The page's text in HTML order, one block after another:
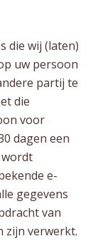
die wij (laten)
uw persoon
partij te
die
voor
dagen een
wordt
e-
gegevens
van
zijn verwerkt.